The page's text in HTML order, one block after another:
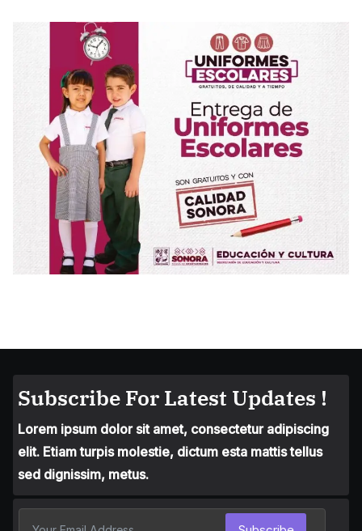
Subscribe For Latest Updates !
Lorem ipsum dolor sit amet, consectetur adipiscing
elit. Etiam turpis molestie, dictum esta mattis tellus
sed dignissim, metus.